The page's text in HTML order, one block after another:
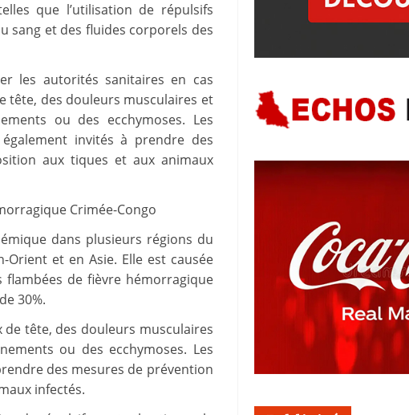
que l’utilisation de répulsifs
sang et des fluides corporels des
les autorités sanitaires en cas
tête, des douleurs musculaires et
ou des ecchymoses. Les
invités à prendre des
aux tiques et aux animaux
Crimée-Congo
dans plusieurs régions du
et en Asie. Elle est causée
de fièvre hémorragique
30%.
tête, des douleurs musculaires
ou des ecchymoses. Les
des mesures de prévention
infectés.